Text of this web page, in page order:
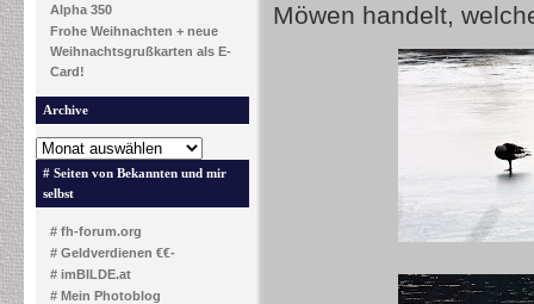
Alpha 350
Frohe Weihnachten + neue
Weihnachtsgrußkarten als E-
Card!
Archive
# Seiten von Bekannten und mir
selbst
# fh-forum.org
# Geldverdienen €€-
# imBILDE.at
# Mein Photoblog
Möwen handelt,